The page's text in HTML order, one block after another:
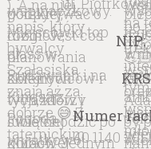
NIP:
Numer
40 1140